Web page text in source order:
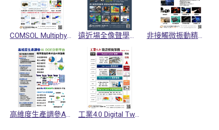
COMSOL Multiphysics多物理量耦合模擬軟體 遠近場全像聲學攝影機SORAMA 非接觸微振動精密量測儀Optomet
高維度生產調參AI DOE分析平台 工業4.0 Digital Twin驗證模擬架構